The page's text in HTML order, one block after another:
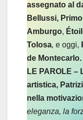
assegnato al
Bellussi,
Amburgo,
Tolosa, e oggi,
de Montecarlo.
LE PAROLE –
artistica,
nella
eleganza, la